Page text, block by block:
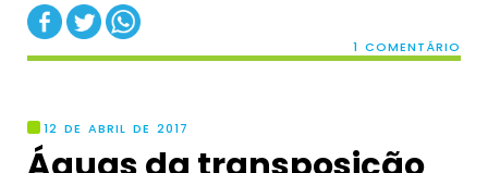
1 COMENTÁRIO
12 DE ABRIL DE 2017